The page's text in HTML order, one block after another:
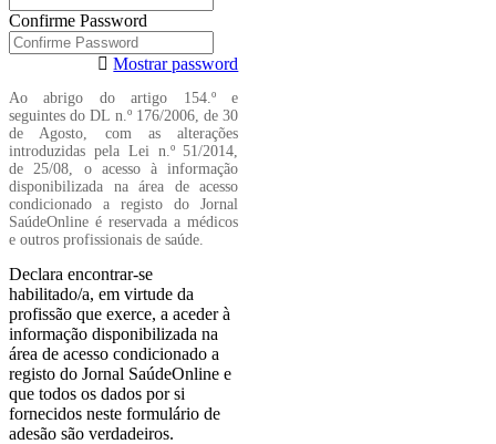
Confirme Password
Mostrar password
Ao abrigo do artigo 154.º e
seguintes do DL n.º 176/2006, de 30
de Agosto, com as alterações
introduzidas pela Lei n.º 51/2014,
de 25/08, o acesso à informação
disponibilizada na área de acesso
condicionado a registo do Jornal
SaúdeOnline é reservada a médicos
e outros profissionais de saúde.
Declara encontrar-se
habilitado/a, em virtude da
profissão que exerce, a aceder à
informação disponibilizada na
área de acesso condicionado a
registo do Jornal SaúdeOnline e
que todos os dados por si
fornecidos neste formulário de
adesão são verdadeiros.